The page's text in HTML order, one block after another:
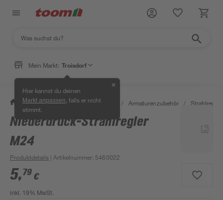
Mein Markt: Troisdorf
Hier kannst du deinen
Markt anpassen , falls er nicht
stimmt.
✕
/ Bad & Sanitär / Badarmaturen / Armaturenzubehör /
Niederdruck-Strahlregler
M24
Produktdetails | Artikelnummer: 5460022
5,79 €
inkl. 19% MwSt.